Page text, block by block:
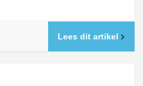
Lees dit artikel